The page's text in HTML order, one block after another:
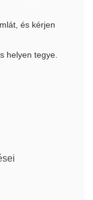
és kérjen
helyen tegye.